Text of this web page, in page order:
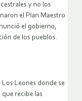
y no los
el Plan Maestro
el gobierno,
de los pueblos.
Leones donde se
recibe las